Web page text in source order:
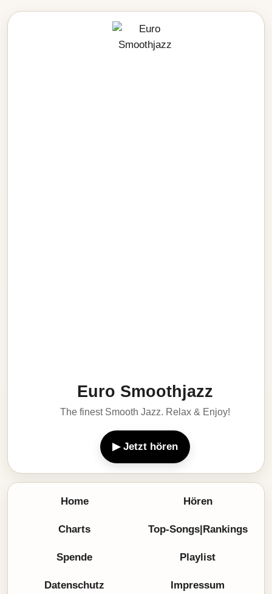
Euro Smoothjazz
The finest Smooth Jazz. Relax & Enjoy!
▶ Jetzt hören
Home Hören
Charts Top-Songs|Rankings
Spende Playlist
Datenschutz Impressum